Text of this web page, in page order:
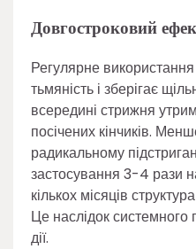
Довгостроковий
Регулярне
тьмяність і зберігає
всередині стрижня
посічених кінчиків.
радикальному
застосування 3-4 рази
кількох місяців
Це наслідок системного
дії.